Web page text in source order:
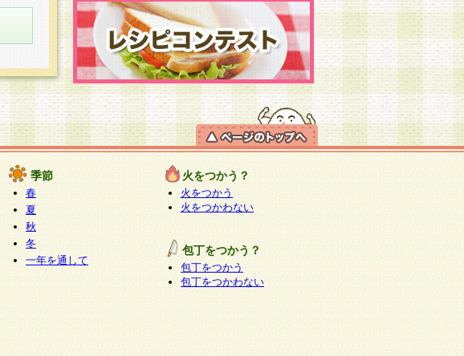
季節
春
夏
秋
冬
一年を通して
火をつかう？
火をつかう
火をつかわない
包丁をつかう？
包丁をつかう
包丁をつかわない